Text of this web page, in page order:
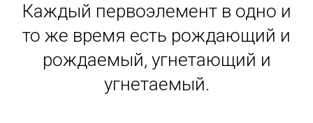
Каждый первоэлемент в одно и
то же время есть рождающий и
рождаемый, угнетающий и
угнетаемый.